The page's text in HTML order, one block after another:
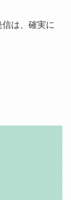
は、確実に